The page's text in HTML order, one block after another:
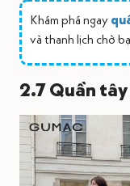
Khám phá ngay
và thanh lịch chờ
2.7 Quần